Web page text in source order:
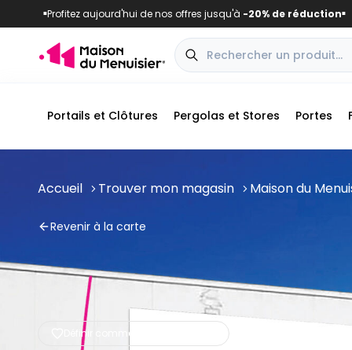
■Profitez aujourd'hui de nos offres jusqu'à -20% de réduction■
Portails et Clôtures Pergolas et Stores Portes
Accueil Trouver mon magasin Maison du
Revenir à la carte
Définir comme magasin préféré